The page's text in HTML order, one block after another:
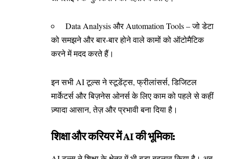
Data Analysis और Automation Tools – जो डेटा
को समझने और बार-बार होने वाले कामों को ऑटोमैटिक
करने में मदद करते हैं।
इन सभी AI टूल्स ने स्टूडेंट्स, फ्रीलांसर्स, डिजिटल
मार्केटर्स और बिज़नेस ओनर्स के लिए काम को पहले से कहीं
ज़्यादा आसान, तेज़ और प्रभावी बना दिया है।
शिक्षा और करियर में AI की भूमिका: